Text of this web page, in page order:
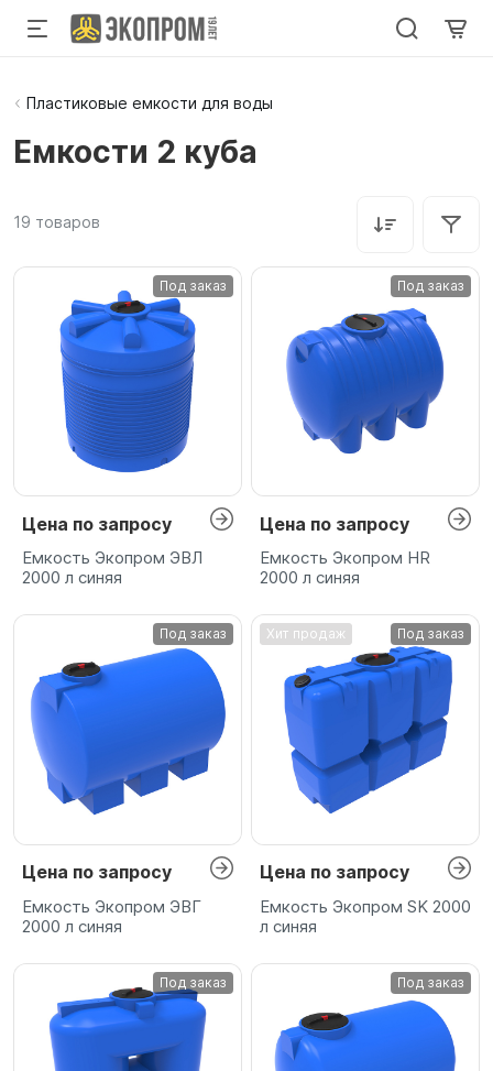
Пластиковые емкости для воды
Емкости 2 куба
19 товаров
Под заказ
Цена по запросу
Емкость Экопром ЭВЛ
2000 л синяя
Под заказ
Цена по запросу
Емкость Экопром HR
2000 л синяя
Под заказ
Цена по запросу
Емкость Экопром ЭВГ
2000 л синяя
Хит продаж Под заказ
Цена по запросу
Емкость Экопром SK 2000
л синяя
Под заказ Под заказ